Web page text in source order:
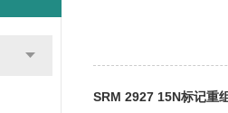
SRM 2927 15N标记重